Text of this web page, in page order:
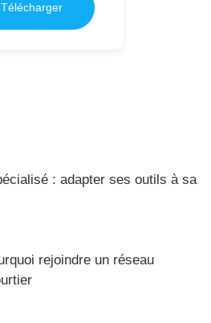
Télécharger
: adapter ses outils à sa
rejoindre un réseau